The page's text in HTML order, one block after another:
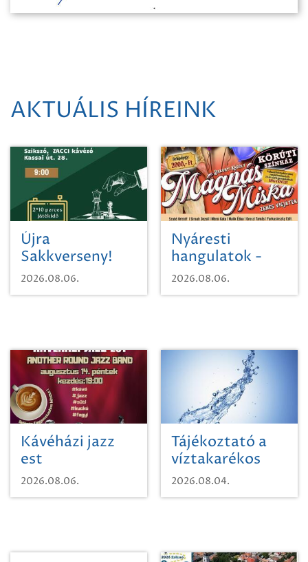
AKTUÁLIS HÍREINK
Újra
Sakkverseny!
2026.08.06.
Nyáresti
hangulatok -
Mágnás Miska
2026.08.06.
Kávéházi jazz
est
2026.08.06.
Tájékoztató a
víztakarékos
vízhasználatról
2026.08.04.